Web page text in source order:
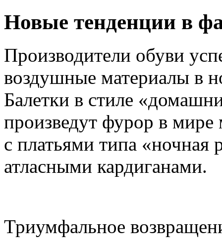
Новые тенденции в
Производители обуви
воздушные материалы в
Балетки в стиле
произведут фурор в
с платьями типа
атласными кардиганами.
Триумфальное